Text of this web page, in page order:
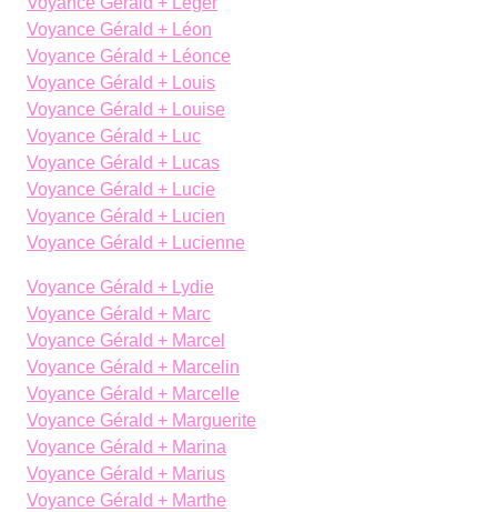
Voyance Gérald + Léon
Voyance Gérald + Léonce
Voyance Gérald + Louis
Voyance Gérald + Louise
Voyance Gérald + Luc
Voyance Gérald + Lucas
Voyance Gérald + Lucie
Voyance Gérald + Lucien
Voyance Gérald + Lucienne
Voyance Gérald + Lydie
Voyance Gérald + Marc
Voyance Gérald + Marcel
Voyance Gérald + Marcelin
Voyance Gérald + Marcelle
Voyance Gérald + Marguerite
Voyance Gérald + Marina
Voyance Gérald + Marius
Voyance Gérald + Marthe